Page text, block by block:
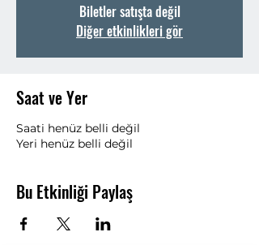
Biletler satışta değil
Diğer etkinlikleri gör
Saat ve Yer
Saati henüz belli değil
Yeri henüz belli değil
Bu Etkinliği Paylaş